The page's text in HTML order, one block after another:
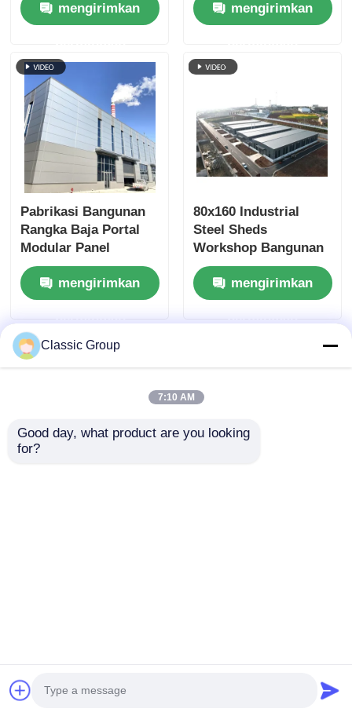
Pabrikmengirimkan
mengirimkan
Pabrikasi Bangunan
Rangka Baja Portal
Modular Panel
Dinding ALC
Disesuaikanmengirimkan
permintaan
80x160 Industrial
Steel Sheds
Workshop Bangunan
Sandwich Panel
mengirimkan
permintaan
cina.Copyright © 2026 Classic Heavy Industry
Classic Group
7:10 AM
Good day, what product are you looking
for?